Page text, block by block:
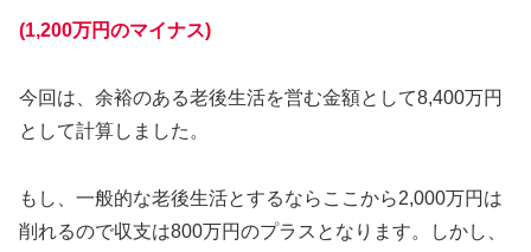
(1,200万円のマイナス)
今回は、余裕のある老後生活を営む金額として8,400万円
として計算しました。
もし、一般的な老後生活とするならここから2,000万円は
削れるので収支は800万円のプラスとなります。しかし、